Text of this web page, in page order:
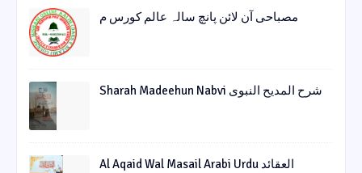
مصباحی آن لائن پانچ سالہ عالم کورس م
Sharah Madeehun Nabvi شرح المدیح النبوی
Al Aqaid Wal Masail Arabi Urdu العقائد